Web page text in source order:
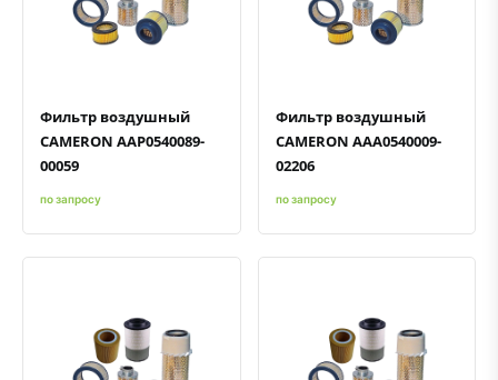
Быстрый просмотрДобавить к сравнению
Добавить в избранное
Фильтр воздушный
CAMERON AAP0540089-
00059
по запросу
Быстрый просмотрДобавить к сравнению
Добавить в избранное
Фильтр воздушный
CAMERON AAA0540009-
02206
по запросу